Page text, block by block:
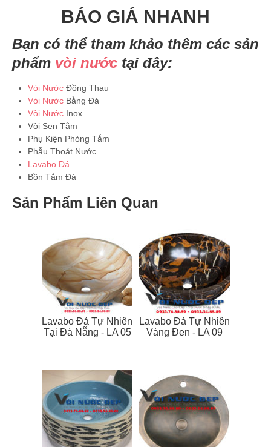
BÁO GIÁ NHANH
Bạn có thể tham khảo thêm các sản
phẩm vòi nước tại đây:
Vòi Nước Đồng Thau
Vòi Nước Bằng Đá
Vòi Nước Inox
Vòi Sen Tắm
Phụ Kiện Phòng Tắm
Phẫu Thoát Nước
Lavabo Đá
Bồn Tắm Đá
Sản Phẩm Liên Quan
Lavabo Đá Tự Nhiên
Tại Đà Nẵng - LA 05
Lavabo Đá Tự Nhiên
Vàng Đen - LA 09